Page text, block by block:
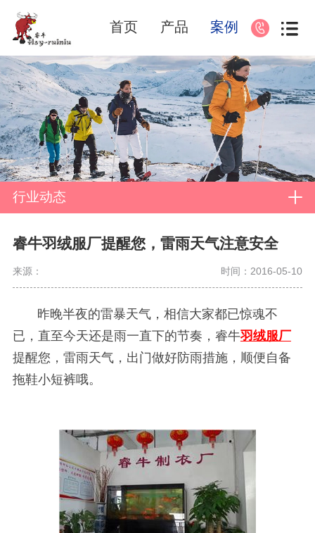
首页 产品 案例
行业动态
睿牛羽绒服厂提醒您，雷雨天气注意安全
来源： 时间：2016-05-10
昨晚半夜的雷暴天气，相信大家都已惊魂不
已，直至今天还是雨一直下的节奏，睿牛羽绒服厂
提醒您，雷雨天气，出门做好防雨措施，顺便自备
拖鞋小短裤哦。